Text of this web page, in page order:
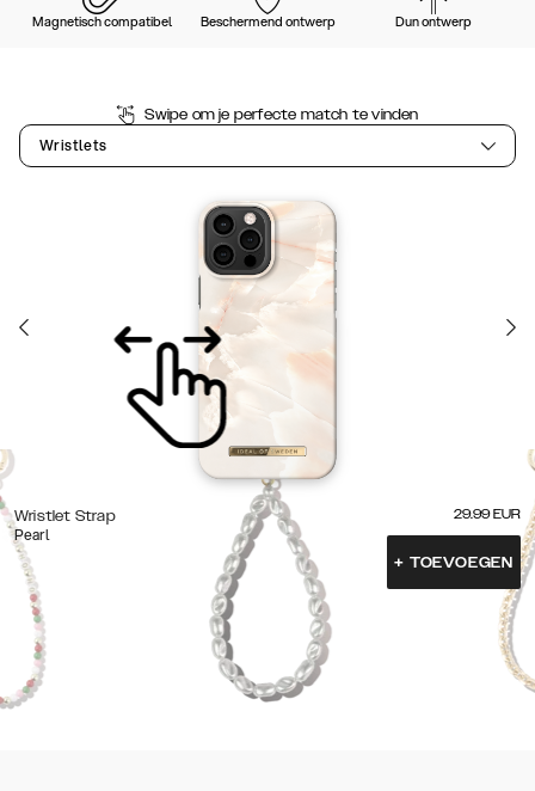
Magnetisch compatibel Beschermend ontwerp Dun ontwerp
Swipe om je perfecte match te vinden
Wristlets
Wristlet Strap
Pearl
29.99 EUR
+ TOEVOEGEN